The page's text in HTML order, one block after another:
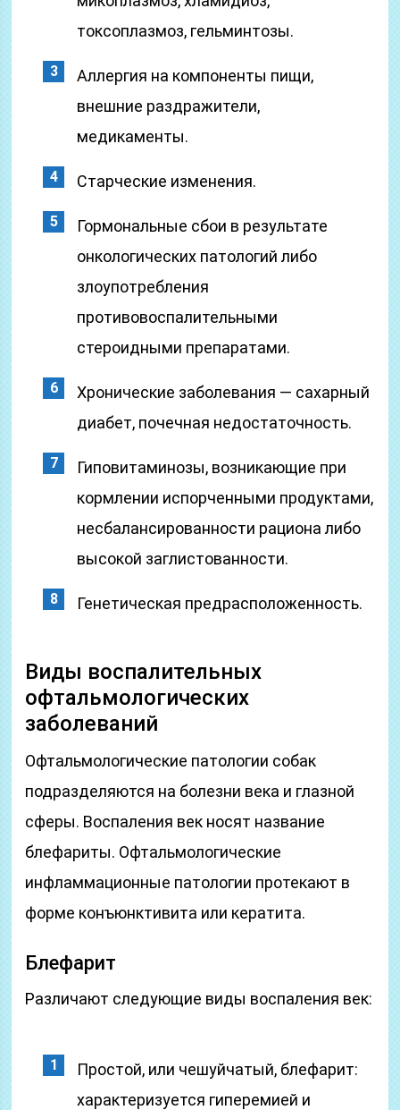
токсоплазмоз, гельминтозы.
Аллергия на компоненты пищи,
внешние раздражители,
медикаменты.
Старческие изменения.
Гормональные сбои в результате
онкологических патологий либо
злоупотребления
противовоспалительными
стероидными препаратами.
Хронические заболевания — сахарный
диабет, почечная недостаточность.
Гиповитаминозы, возникающие при
кормлении испорченными продуктами,
несбалансированности рациона либо
высокой заглистованности.
Генетическая предрасположенность.
Виды воспалительных
офтальмологических
заболеваний
Офтальмологические патологии собак
подразделяются на болезни века и глазной
сферы. Воспаления век носят название
блефариты. Офтальмологические
инфламмационные патологии протекают в
форме конъюнктивита или кератита.
Блефарит
Различают следующие виды воспаления век:
Простой, или чешуйчатый, блефарит:
характеризуется гиперемией и